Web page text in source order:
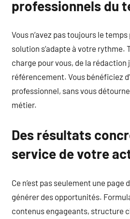
professionnels du
Vous n’avez pas toujours le
solution s’adapte à votre rythme.
charge pour vous, de la rédaction
référencement. Vous bénéficiez
professionnel, sans vous
métier.
Des résultats
service de votre
Ce n’est pas seulement une
générer des opportunités.
contenus engageants, structure